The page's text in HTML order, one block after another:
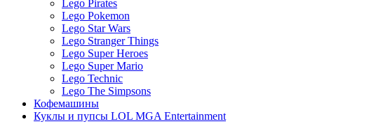
Lego Pirates
Lego Pokemon
Lego Star Wars
Lego Stranger Things
Lego Super Heroes
Lego Super Mario
Lego Technic
Lego The Simpsons
Кофемашины
Куклы и пупсы LOL MGA Entertainment